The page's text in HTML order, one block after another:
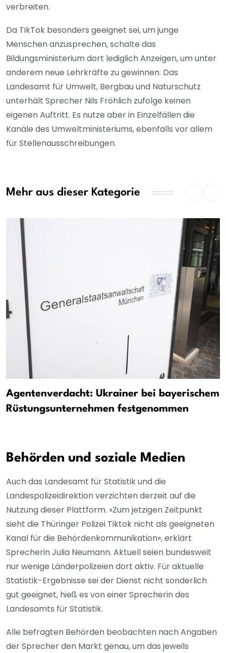
verbreiten.
Da TikTok besonders geeignet sei, um junge
Menschen anzusprechen, schalte das
Bildungsministerium dort lediglich Anzeigen, um unter
anderem neue Lehrkräfte zu gewinnen. Das
Landesamt für Umwelt, Bergbau und Naturschutz
unterhält Sprecher Nils Fröhlich zufolge keinen
eigenen Auftritt. Es nutze aber in Einzelfällen die
Kanäle des Umweltministeriums, ebenfalls vor allem
für Stellenausschreibungen.
Mehr aus dieser Kategorie
Agentenverdacht: Ukrainer bei bayerischem
Rüstungsunternehmen festgenommen
Behörden und soziale Medien
Auch das Landesamt für Statistik und die
Landespolizeidirektion verzichten derzeit auf die
Nutzung dieser Plattform. «Zum jetzigen Zeitpunkt
sieht die Thüringer Polizei Tiktok nicht als geeigneten
Kanal für die Behördenkommunikation», erklärt
Sprecherin Julia Neumann. Aktuell seien bundesweit
nur wenige Länderpolizeien dort aktiv. Für aktuelle
Statistik-Ergebnisse sei der Dienst nicht sonderlich
gut geeignet, hieß es von einer Sprecherin des
Landesamts für Statistik.
Alle befragten Behörden beobachten nach Angaben
der Sprecher den Markt genau, um das jeweils